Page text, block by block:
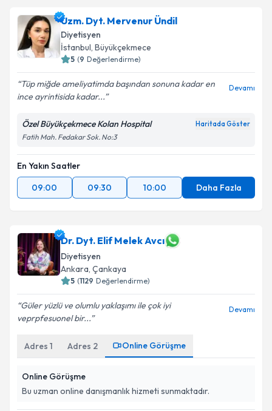
Uzm. Dyt. Mervenur Ündil
Diyetisyen
İstanbul, Büyükçekmece
5 (9 Değerlendirme)
Tüp miğde ameliyatimda başından sonuna kadar en
ince ayrintisida kadar...
Devamı
Özel Büyükçekmece Kolan Hospital Haritada Göster
Fatih Mah. Fedakar Sok. No:3
En Yakın Saatler
09:00
09:30 10:00 Daha Fazla
Dr. Dyt. Elif Melek Avcı
Diyetisyen
Ankara, Çankaya
5 (1129 Değerlendirme)
Güler yüzlü ve olumlu yaklaşımı ile çok iyi
veprpfesuonel bir...
Devamı
Adres 1 Adres 2 Online Görüşme
Online Görüşme
Bu uzman online danışmanlık hizmeti sunmaktadır.